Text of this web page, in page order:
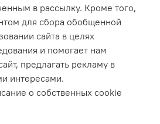
в рассылку. Кроме того,
для сбора обобщенной
сайта в целях
и помогает нам
предлагать рекламу в
интересами.
о собственных cookie